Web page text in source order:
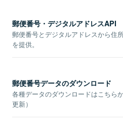
郵便番号・デジタルアドレスAPI
郵便番号とデジタルアドレスから住
を提供。
郵便番号データのダウンロード
各種データのダウンロードはこちら
更新）